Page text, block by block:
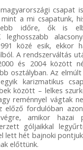
csapat
a mi csapatunk,
időre, ők is
közé esik, ekkor
A rendszerváltás
és 2004 között
osztályban. Az
karizmatikus
között – lelkes
reménnyel vágtak
előző fordulóban
amikor hazai
góljaikkal
lett hét bajnoki
előttünk.